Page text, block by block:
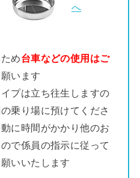
へ
め台車などの使用はご
います
プは立ち往生しますの
乗り場に預けてくださ
に時間がかかり他のお
で係員の指示に従って
いいたします